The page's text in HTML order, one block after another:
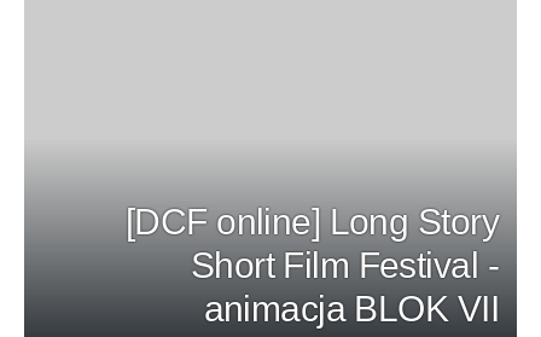
[DCF online] Long Story
Short Film Festival -
animacja BLOK VII